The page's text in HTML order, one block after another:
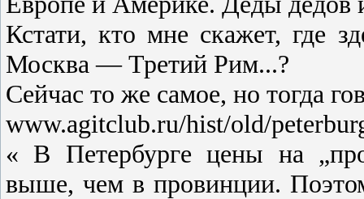
Кстати, кто мне скажет, где
Москва — Третий Рим...?
Сейчас то же самое, но тогда
www.agitclub.ru/hist/old/
« В Петербурге цены на
выше, чем в провинции.